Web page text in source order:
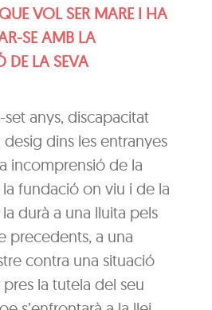
VOL SER MARE I HA
SE AMB LA
DE LA SEVA
anys, discapacitat
desig dins les entranyes
incomprensió de la
fundació on viu i de la
durà a una lluita pels
precedents, a una
contra una situació
la tutela del seu